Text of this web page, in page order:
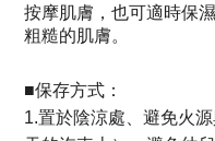
按摩肌膚，也可適時保
粗糙的肌膚。
■保存方式：
1.置於陰涼處、避免火